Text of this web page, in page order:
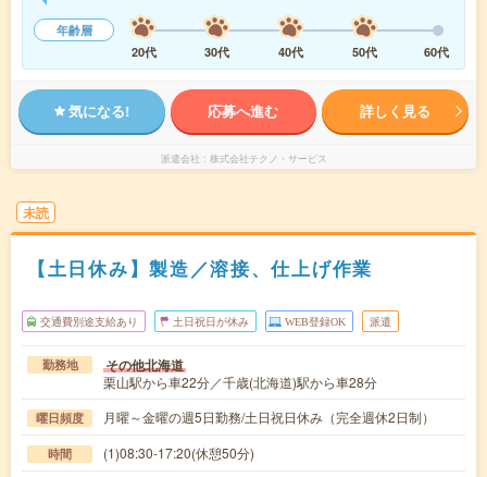
年齢層
20代
30代 40代 50代 60代
気になる! 応募へ進む 詳しく見る
派遣会社 株式会社テクノ・サービス
未読
【土日休み】製造／溶接、仕上げ作業
交通費別途支給あり 土日祝日が休み WEB登録OK 派遣
勤務地 その他北海道
栗山駅から車22分／千歳(北海道)駅から車28分
曜日頻度 月曜～金曜の週5日勤務/土日祝日休み（完全週休2日制）
時間 (1)08:30-17:20(休憩50分)